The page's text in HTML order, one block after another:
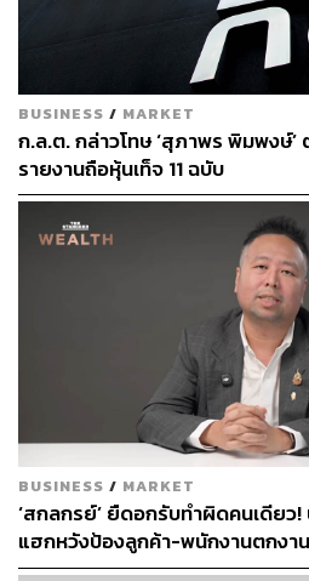
TAGS: Cryptocurrency
ธุรกิจสินทรัพย์ดิจิทัล
สำนักงานคณะกรรมการกำกับ
ตลาดหลักทรัพย์ (ก.ล.ต.)
ABOUT THE
ประลองยุทธ
THE
BUSINESS / MARKET
ก.ล.ต. กล่าวโทษ ‘สุภาพร พิมพงษ์
รายงานถือหุ้นเท็จ 11 ฉบับ
BUSINESS / MARKET
‘สกลกรย์’ ยืดอกรับทำผิดคนเดีย
แฮกหวังป้องลูกค้า-พนักงานตกงาน
ตรวจ เมื่อปี 68